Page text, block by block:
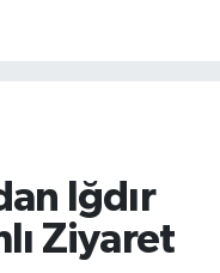
Iğdır
Ziyaret